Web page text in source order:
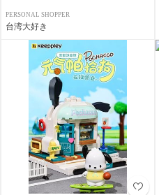
PERSONAL SHOPPER
台湾大好き